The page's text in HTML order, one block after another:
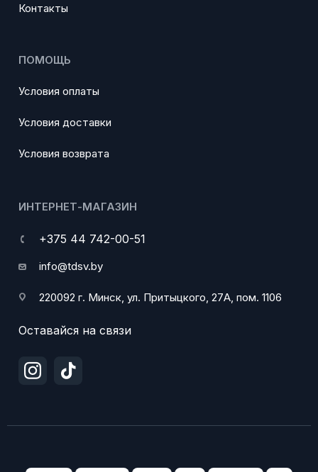
Контакты
ПОМОЩЬ
Условия оплаты
Условия доставки
Условия возврата
ИНТЕРНЕТ-МАГАЗИН
+375 44 742-00-51
info@tdsv.by
220092 г. Минск, ул. Притыцкого, 27А, пом. 1106
Оставайся на связи